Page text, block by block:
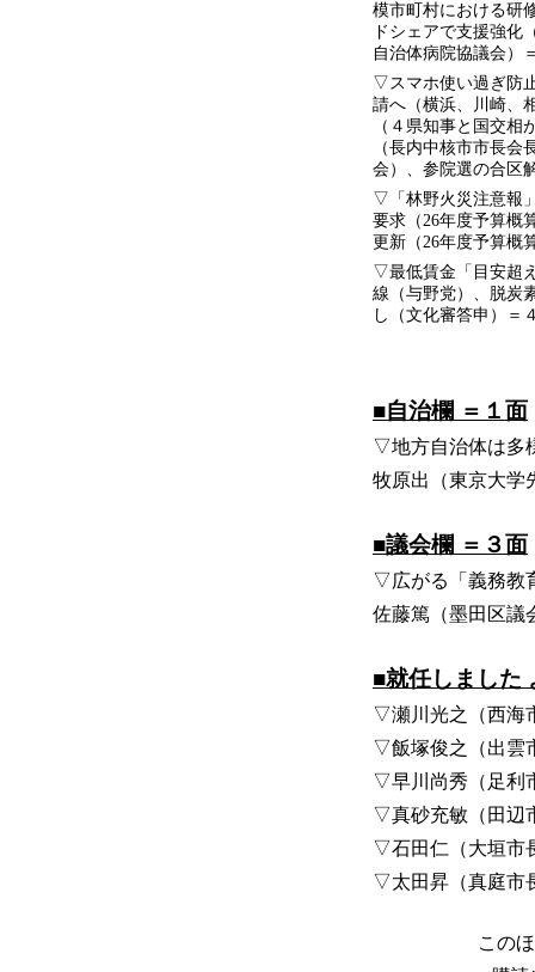
模市町村における研
ドシェアで支援強化
自治体病院協議会）
▽スマホ使い過ぎ防
請へ（横浜、川崎、
（４県知事と国交
（長内中核市市長
会）、参院選の合区
▽「林野火災注意報
要求（26年度予算概
更新（26年度予算概
▽最低賃金「目安超
線（与野党）、脱炭
し（文化審答申）＝
■自治欄 ＝１面
▽地方自治体は多
牧原出（東京大学
■議会欄 ＝３面
▽広がる「義務教
佐藤篤（墨田区議
■就任しました
▽瀬川光之（西海
▽飯塚俊之（出雲
▽早川尚秀（足利
▽真砂充敏（田辺
▽石田仁（大垣市
▽太田昇（真庭市
この